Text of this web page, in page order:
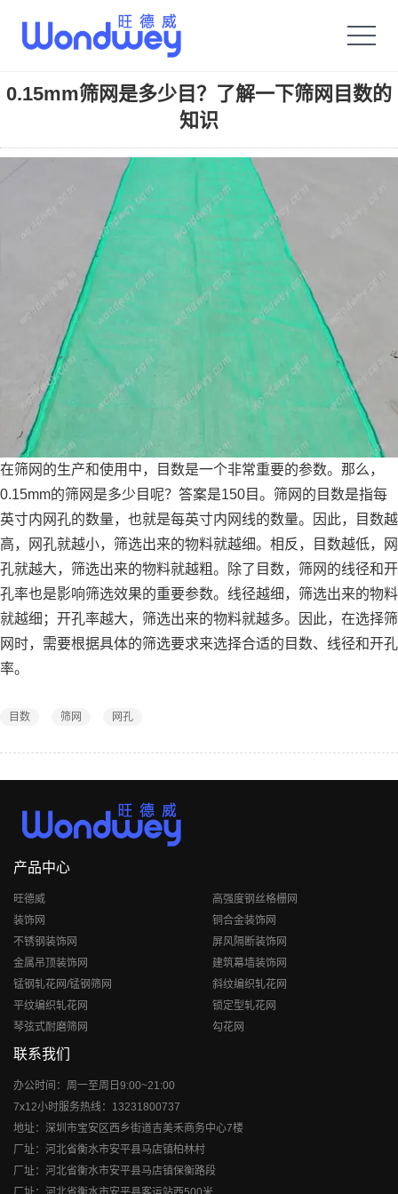
0.15mm筛网是多少目？了解一下筛网目数的
知识
在筛网的生产和使用中，目数是一个非常重要的参数。那么，
0.15mm的筛网是多少目呢？答案是150目。筛网的目数是指每
英寸内网孔的数量，也就是每英寸内网线的数量。因此，目数越
高，网孔就越小，筛选出来的物料就越细。相反，目数越低，网
孔就越大，筛选出来的物料就越粗。除了目数，筛网的线径和开
孔率也是影响筛选效果的重要参数。线径越细，筛选出来的物料
就越细；开孔率越大，筛选出来的物料就越多。因此，在选择筛
网时，需要根据具体的筛选要求来选择合适的目数、线径和开孔
率。
目数 筛网 网孔
产品中心
旺德威
高强度钢丝格栅网
装饰网
铜合金装饰网
不锈钢装饰网
屏风隔断装饰网
金属吊顶装饰网
建筑幕墙装饰网
锰钢轧花网/锰钢筛网
斜纹编织轧花网
平纹编织轧花网
锁定型轧花网
琴弦式耐磨筛网
勾花网
联系我们
办公时间：周一至周日9:00~21:00
7x12小时服务热线：13231800737
地址：深圳市宝安区西乡街道吉美禾商务中心7楼
厂址：河北省衡水市安平县马店镇柏林村
厂址：河北省衡水市安平县马店镇保衡路段